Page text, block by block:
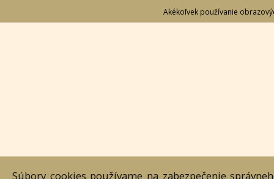
Nastavenia cookies
Súbory cookies používame na zabezpečenie